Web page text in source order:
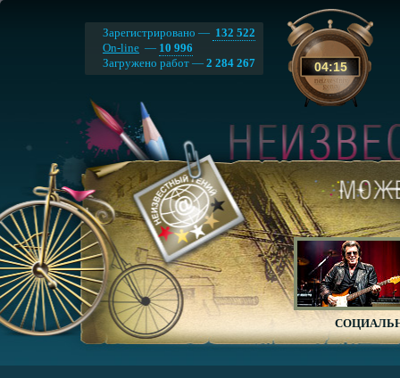
04:15
Зарегистрировано — 132 522
On-line — 10 996
Загружено работ — 2 284 267